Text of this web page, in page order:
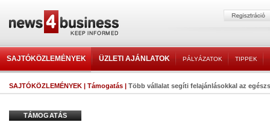
SAJTÓKÖZLEMÉNYEK ÜZLETI AJÁNLATOK PÁLYÁZATOK TIPPEK
SAJTÓKÖZLEMÉNYEK | Támogatás | Több vállalat segíti felajánlásokkal az
TÁMOGATÁS